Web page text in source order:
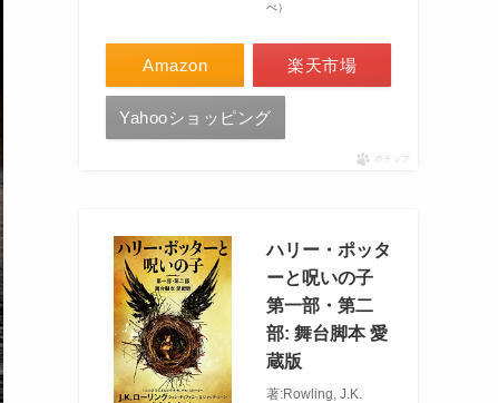
べ）
Amazon 楽天市場
Yahooショッピング
ポチップ
ハリー・ポッタ
ーと呪いの子
第一部・第二
部: 舞台脚本 愛
蔵版
著:Rowling, J.K.